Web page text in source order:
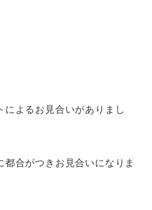
によるお見合いがありまし
合がつきお見合いになりま